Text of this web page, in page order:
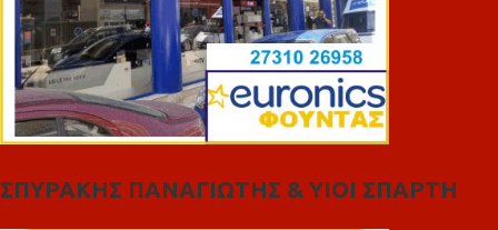
ΣΠΥΡΑΚΗΣ ΠΑΝΑΓΙΩΤΗΣ & YIOI ΣΠΑΡΤΗ